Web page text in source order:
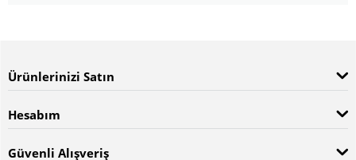
Ürünlerinizi Satın
Hesabım
Güvenli Alışveriş